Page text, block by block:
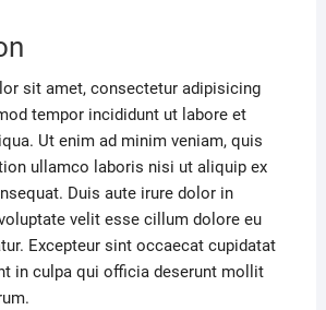
sit amet, consectetur adipisicing
tempor incididunt ut labore et
Ut enim ad minim veniam, quis
ullamco laboris nisi ut aliquip ex
Duis aute irure dolor in
velit esse cillum dolore eu
Excepteur sint occaecat cupidatat
in culpa qui officia deserunt mollit